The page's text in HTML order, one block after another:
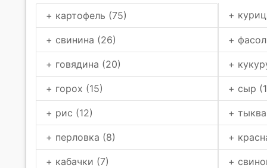
+ картофель (75) +
+ свинина (26) +
+ говядина (20) +
+ горох (15) + сыр
+ рис (12) + тыква
+ перловка (8) +
+ кабачки (7) +